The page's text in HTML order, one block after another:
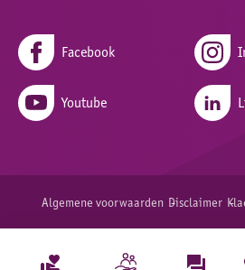
Facebook
Youtube
Algemene voorwaarden Disclaimer